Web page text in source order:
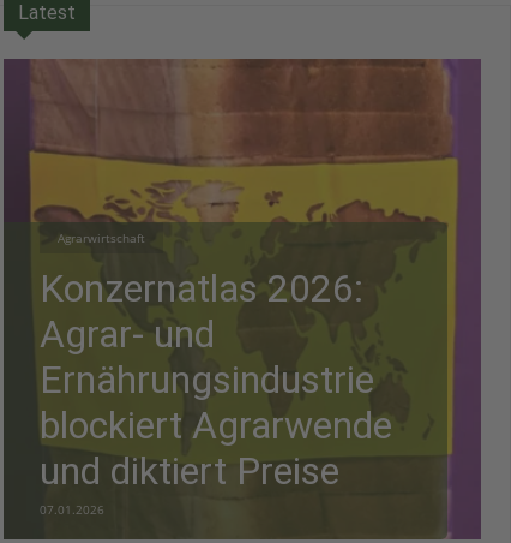
Latest
Agrarwirtschaft
Konzernatlas 2026:
Agrar- und
Ernährungsindustrie
blockiert Agrarwende
und diktiert Preise
07.01.2026